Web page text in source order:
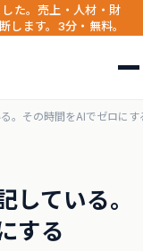
た。売上・人材・財
します。3分・無料。
。その時間をAIでゼロにす
している。
する